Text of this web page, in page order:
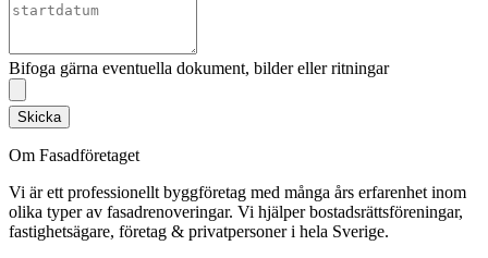
Bifoga gärna eventuella dokument, bilder eller ritningar
Skicka
Om Fasadföretaget
Vi är ett professionellt byggföretag med många års erfarenhet inom
olika typer av fasadrenoveringar. Vi hjälper bostadsrättsföreningar,
fastighetsägare, företag & privatpersoner i hela Sverige.